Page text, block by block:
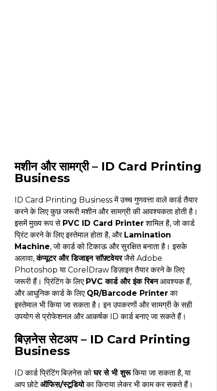
मशीन और सामग्री – ID Card Printing
Business
ID Card Printing Business में उच्च गुणवत्ता वाले कार्ड तैयार
करने के लिए कुछ जरूरी मशीन और सामग्री की आवश्यकता होती है।
इसमें मुख्य रूप से PVC ID Card Printerशामिल है, जो कार्ड
प्रिंट करने के लिए इस्तेमाल होता है, और Lamination
Machine, जो कार्ड को टिकाऊ और सुरक्षित बनाता है। इसके
अलावा,कंप्यूटर और डिजाइन सॉफ़्टवेयरजैसे Adobe
Photoshop या CorelDraw डिज़ाइन तैयार करने के लिए
जरूरी हैं। प्रिंटिंग के लिए PVC कार्ड और इंक रिबनआवश्यक हैं,
और आधुनिक कार्ड के लिए QR/Barcode Printerका
इस्तेमाल भी किया जा सकता है। इन उपकरणों और सामग्री के सही
उपयोग से प्रोफेशनल और आकर्षक ID कार्ड बनाए जा सकते हैं।
बिज़नेस सेटअप – ID Card Printing
Business
ID कार्ड प्रिंटिंग बिज़नेस कोघर से भी शुरूकिया जा सकता है, या
आप छोटेऑफिस/स्टूडियोका किराया लेकर भी काम कर सकते हैं।